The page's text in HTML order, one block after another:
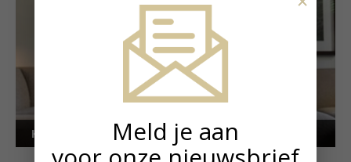
Kunstuitleen voor particulieren
Meld je aan